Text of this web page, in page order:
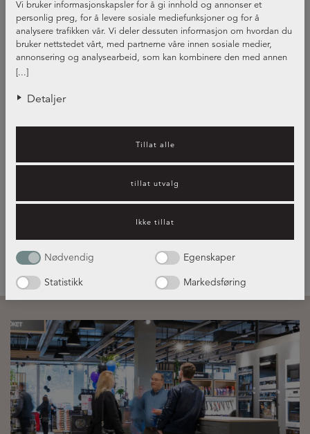
[...]
Vi bruker informasjonskapsler for å gi innhold og annonser et
personlig preg, for å levere sosiale mediefunksjoner og for å
analysere trafikken vår. Vi deler dessuten informasjon om hvordan du
bruker nettstedet vårt, med partnerne våre innen sosiale medier,
annonsering og analysearbeid, som kan kombinere den med annen
informasjon du har gjort tilgjengelig for dem, eller som de har samlet
Detaljer
Tillat alle
tillat utvalg
Ikke tillat
Nødvendig
Egenskaper
Statistikk
Markedsføring
Les mer her!